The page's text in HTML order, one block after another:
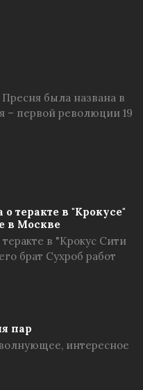
была названа в
– первой революции 19
теракте в "Крокусе"
в Москве
в "Крокус Сити
брат Сухроб работ
пар
интересное